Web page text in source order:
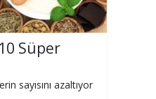
Süper
sayısını azaltıyor